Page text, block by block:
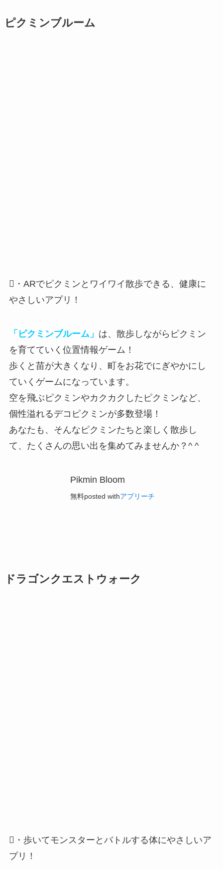
ピクミンブルーム
・ARでピクミンとワイワイ散歩できる、健康に
やさしいアプリ！
「ピクミンブルーム」 は、散歩しながらピクミン
を育てていく位置情報ゲーム！
歩くと苗が大きくなり、 町をお花でにぎやかにし
ていくゲームになっています。
空を飛ぶピクミンやカクカクしたピクミンなど、
個性溢れるデコピクミンが多数登場！
あなたも、そんなピクミンたちと楽しく散歩し
て、たくさんの思い出を集めてみませんか？^ ^
Pikmin Bloom
無料posted withアプリーチ
ドラゴンクエストウォーク
・歩いてモンスターとバトルする体にやさしいア
プリ！